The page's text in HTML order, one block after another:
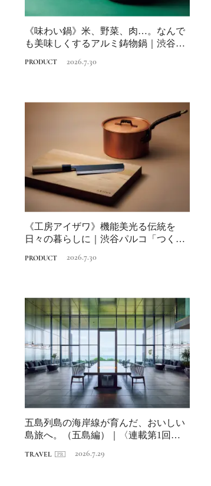
《味わい鍋》米、野菜、肉…。なんで
も美味しくするアルミ鋳物鍋｜渋谷パ
PRODUCT 2026.7.30
《工房アイザワ》機能美光る伝統を
日々の暮らしに｜渋谷パルコ「つくる
PRODUCT 2026.7.30
五島列島の海岸線が育んだ、おいしい
島旅へ。（五島編）｜〈連載第1回〉長
TRAVEL 2026.7.29